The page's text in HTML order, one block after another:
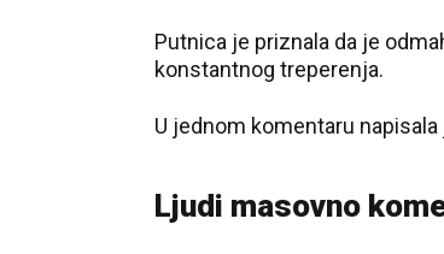
Putnica je priznala da je
konstantnog treperenja.
U jednom komentaru
Ljudi masovno